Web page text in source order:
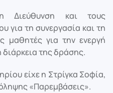
Διεύθυνση και τους
για τη συνεργασία και τη
μαθητές για την ενεργή
της δράσης.
είχε η Στρίγκα Σοφία,
«Παρεμβάσεις».